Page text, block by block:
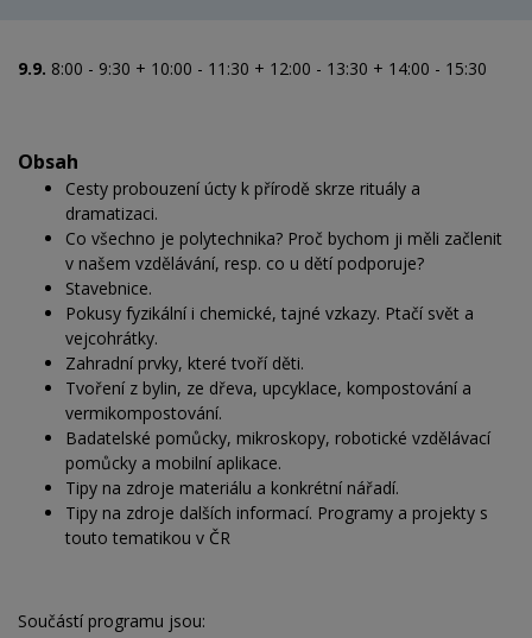
9.9. 8:00 - 9:30 + 10:00 - 11:30 + 12:00 - 13:30 + 14:00 - 15:30
Obsah
Cesty probouzení úcty k přírodě skrze rituály a
dramatizaci.
Co všechno je polytechnika? Proč bychom ji měli začlenit
v našem vzdělávání, resp. co u dětí podporuje?
Stavebnice.
Pokusy fyzikální i chemické, tajné vzkazy. Ptačí svět a
vejcohrátky.
Zahradní prvky, které tvoří děti.
Tvoření z bylin, ze dřeva, upcyklace, kompostování a
vermikompostování.
Badatelské pomůcky, mikroskopy, robotické vzdělávací
pomůcky a mobilní aplikace.
Tipy na zdroje materiálu a konkrétní nářadí.
Tipy na zdroje dalších informací. Programy a projekty s
touto tematikou v ČR
Součástí programu jsou: